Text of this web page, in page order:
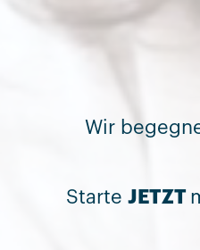
Wir
Starte JETZT